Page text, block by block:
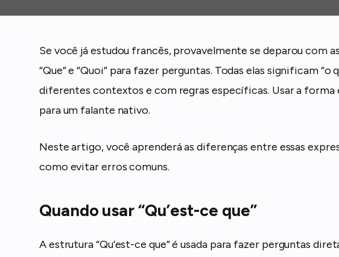
Se você já estudou francês, provavelmente se deparou com as
“Que” e “Quoi” para fazer perguntas. Todas elas significam “o
diferentes contextos e com regras específicas. Usar a forma
para um falante nativo.
Neste artigo, você aprenderá as diferenças entre essas
como evitar erros comuns.
Quando usar “Qu’est-ce que”
A estrutura “Qu’est-ce que” é usada para fazer perguntas